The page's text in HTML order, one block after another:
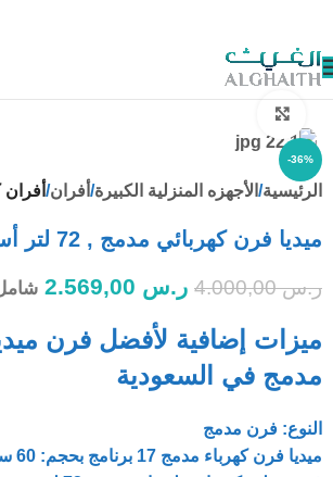
-36%
الرئيسية الأجهزه المنزلية الكبيرة أفران أفران
ميديا فرن كهربائي مدمج , 72 لتر أسود
ر.س4.000,00 ر.س
ميزات إضافية لأفضل فرن
مدمج في السعودية
النوع: فرن مدمج
ميديا فرن كهرباء مدمج 17 برنامج ب
حجم: 60 سم